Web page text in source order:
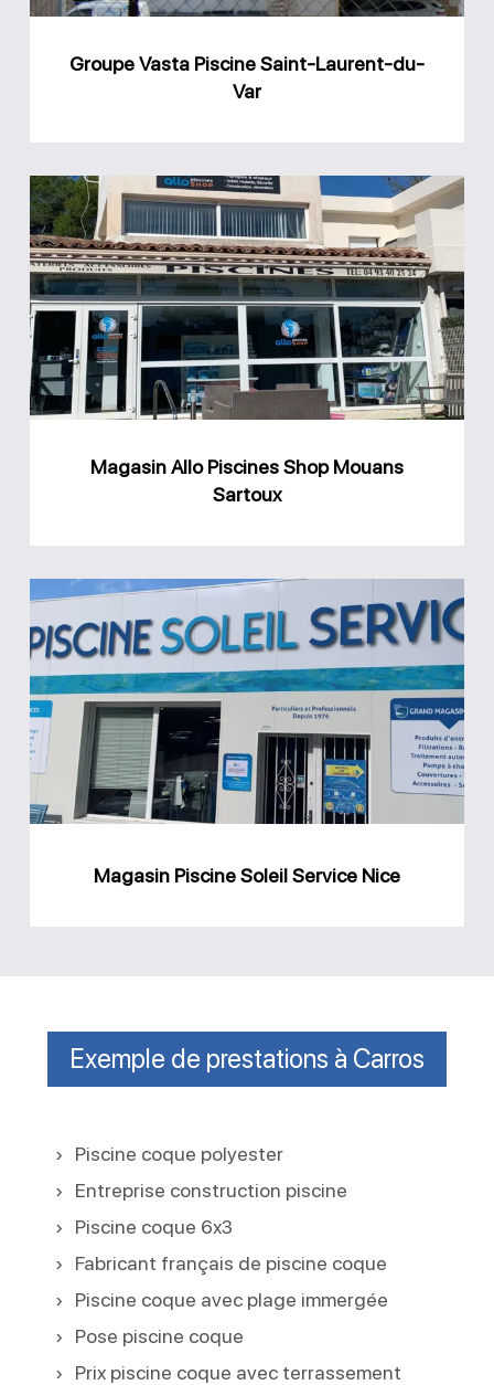
Var
Groupe Vasta Piscine Saint-Laurent-du-
Var
Magasin
Allo
Piscines
Shop
Mouans
Sartoux
Magasin Allo Piscines Shop Mouans
Sartoux
Piscine
Soleil
Service
Nice
Magasin Piscine Soleil Service Nice
Exemple de prestations à Carros
Piscine coque polyester
Entreprise construction piscine
Piscine coque 6x3
Fabricant français de piscine coque
Piscine coque avec plage immergée
Pose piscine coque
Prix piscine coque avec terrassement